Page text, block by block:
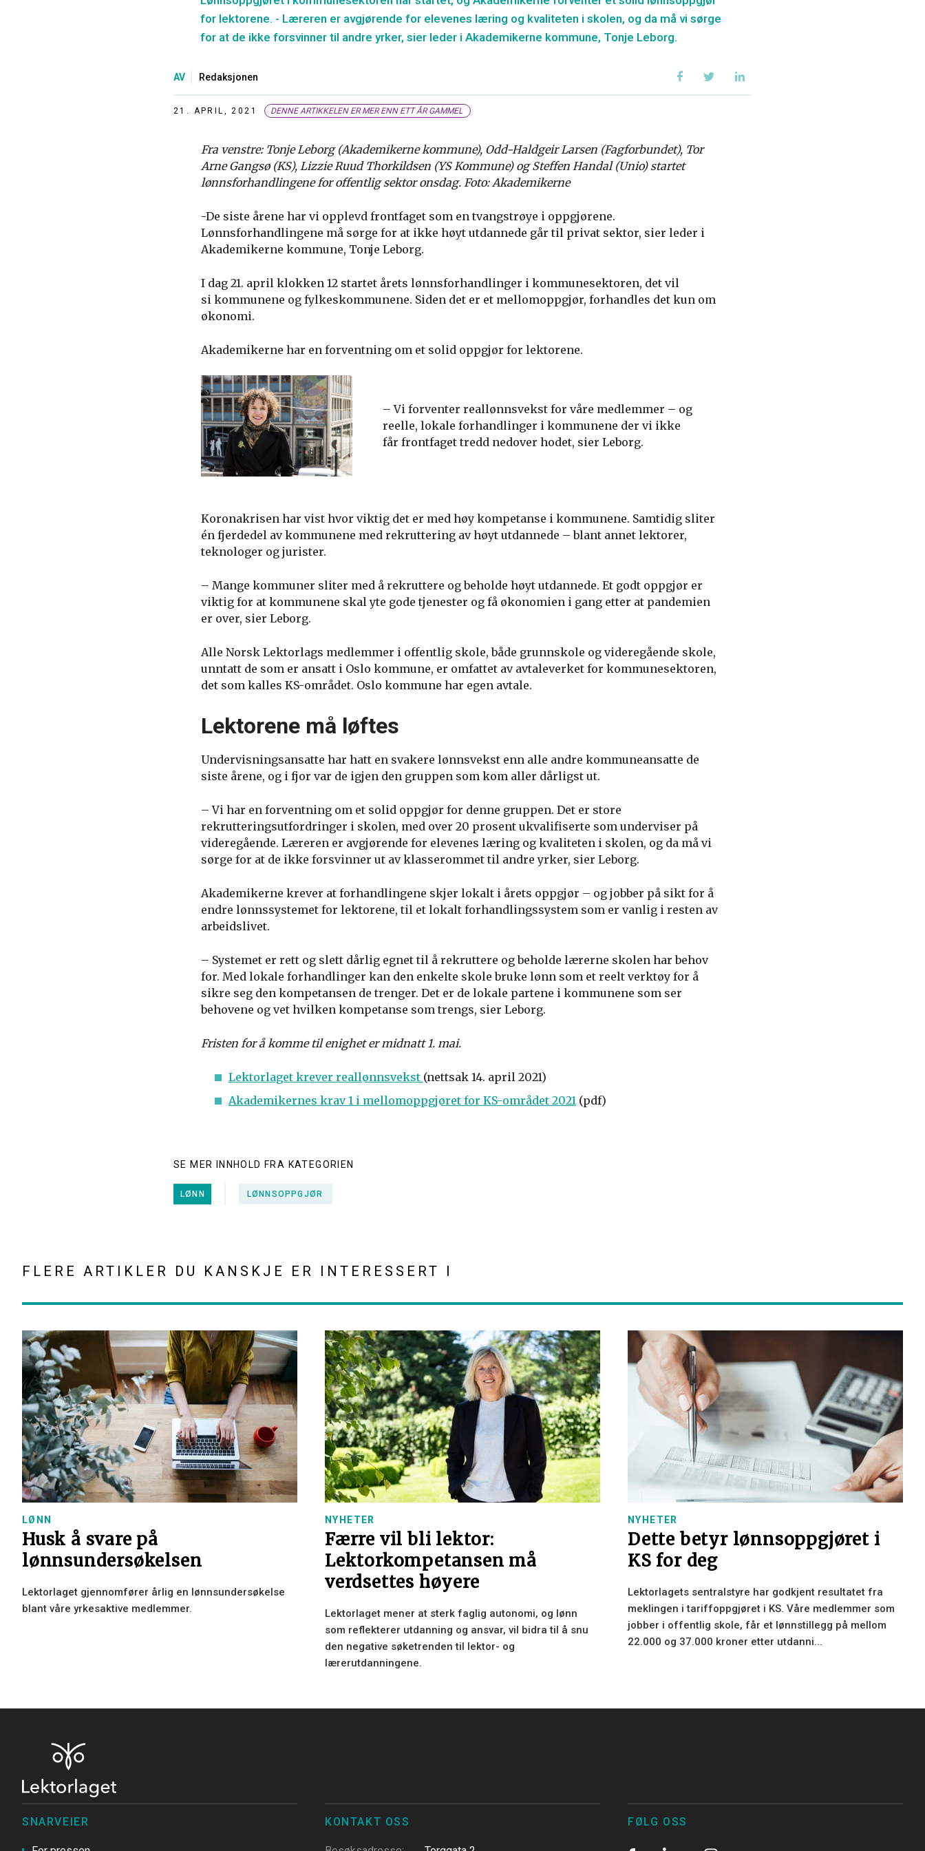
for lektorene. - Læreren er avgjørende for elevenes læring og kvaliteten i skolen, og da må vi sørge
for at de ikke forsvinner til andre yrker, sier leder i Akademikerne kommune, Tonje Leborg.
AV Redaksjonen
21. APRIL, 2021 DENNE ARTIKKELEN ER MER ENN ETT ÅR GAMMEL
Fra venstre: Tonje Leborg (Akademikerne kommune), Odd-Haldgeir Larsen (Fagforbundet), Tor
Arne Gangsø (KS), Lizzie Ruud Thorkildsen (YS Kommune) og Steffen Handal (Unio) startet
lønnsforhandlingene for offentlig sektor onsdag. Foto: Akademikerne
-De siste årene har vi opplevd frontfaget som en tvangstrøye i oppgjørene.
Lønnsforhandlingene må sørge for at ikke høyt utdannede går til privat sektor, sier leder i
Akademikerne kommune, Tonje Leborg.
I dag 21. april klokken 12 startet årets lønnsforhandlinger i kommunesektoren, det vil
si kommunene og fylkeskommunene. Siden det er et mellomoppgjør, forhandles det kun om
økonomi.
Akademikerne har en forventning om et solid oppgjør for lektorene.
– Vi forventer reallønnsvekst for våre medlemmer – og
reelle, lokale forhandlinger i kommunene der vi ikke
får frontfaget tredd nedover hodet, sier Leborg.
Koronakrisen har vist hvor viktig det er med høy kompetanse i kommunene. Samtidig sliter
én fjerdedel av kommunene med rekruttering av høyt utdannede – blant annet lektorer,
teknologer og jurister.
– Mange kommuner sliter med å rekruttere og beholde høyt utdannede. Et godt oppgjør er
viktig for at kommunene skal yte gode tjenester og få økonomien i gang etter at pandemien
er over, sier Leborg.
Alle Norsk Lektorlags medlemmer i offentlig skole, både grunnskole og videregående skole,
unntatt de som er ansatt i Oslo kommune, er omfattet av avtaleverket for kommunesektoren,
det som kalles KS-området. Oslo kommune har egen avtale.
Lektorene må løftes
Undervisningsansatte har hatt en svakere lønnsvekst enn alle andre kommuneansatte de
siste årene, og i fjor var de igjen den gruppen som kom aller dårligst ut.
– Vi har en forventning om et solid oppgjør for denne gruppen. Det er store
rekrutteringsutfordringer i skolen, med over 20 prosent ukvalifiserte som underviser på
videregående. Læreren er avgjørende for elevenes læring og kvaliteten i skolen, og da må vi
sørge for at de ikke forsvinner ut av klasserommet til andre yrker, sier Leborg.
Akademikerne krever at forhandlingene skjer lokalt i årets oppgjør – og jobber på sikt for å
endre lønnssystemet for lektorene, til et lokalt forhandlingssystem som er vanlig i resten av
arbeidslivet.
– Systemet er rett og slett dårlig egnet til å rekruttere og beholde lærerne skolen har behov
for. Med lokale forhandlinger kan den enkelte skole bruke lønn som et reelt verktøy for å
sikre seg den kompetansen de trenger. Det er de lokale partene i kommunene som ser
behovene og vet hvilken kompetanse som trengs, sier Leborg.
Fristen for å komme til enighet er midnatt 1. mai.
Lektorlaget krever reallønnsvekst (nettsak 14. april 2021)
Akademikernes krav 1 i mellomoppgjøret for KS-området 2021 (pdf)
SE MER INNHOLD FRA KATEGORIEN
LØNN LØNNSOPPGJØR
FLERE ARTIKLER DU KANSKJE ER INTERESSERT I
LØNN
Husk å svare på
lønnsundersøkelsen
Lektorlaget gjennomfører årlig en lønnsundersøkelse
blant våre yrkesaktive medlemmer.
NYHETER
Færre vil bli lektor:
Lektorkompetansen må
verdsettes høyere
Lektorlaget mener at sterk faglig autonomi, og lønn
som reflekterer utdanning og ansvar, vil bidra til å snu
den negative søketrenden til lektor- og
lærerutdanningene.
NYHETER
Dette betyr lønnsoppgjøret i
KS for deg
Lektorlagets sentralstyre har godkjent resultatet fra
meklingen i tariffoppgjøret i KS. Våre medlemmer som
jobber i offentlig skole, får et lønnstillegg på mellom
22.000 og 37.000 kroner etter utdanni...
SNARVEIER KONTAKT OSS FØLG OSS